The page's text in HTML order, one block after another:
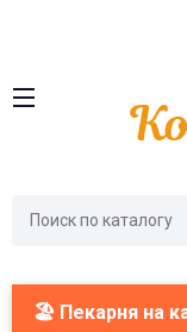
🏖️ Пекарня на